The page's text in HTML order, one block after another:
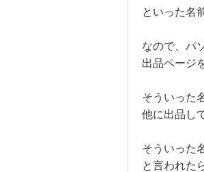
といった名
なので、パ
出品ページ
そういった
他に出品し
そういった
と言われた